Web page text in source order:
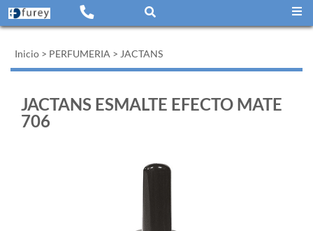
Inicio > PERFUMERIA > JACTANS
JACTANS ESMALTE EFECTO MATE
706